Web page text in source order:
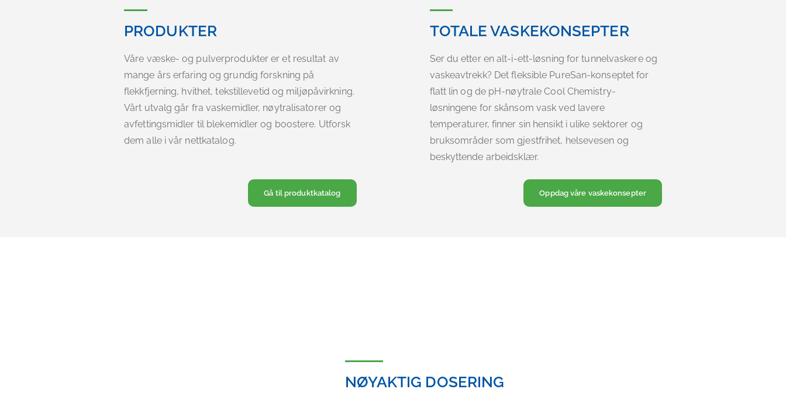
PRODUKTER
Våre væske- og pulverprodukter er et resultat av
mange års erfaring og grundig forskning på
flekkfjerning, hvithet, tekstillevetid og miljøpåvirkning.
Vårt utvalg går fra vaskemidler, nøytralisatorer og
avfettingsmidler til blekemidler og boostere. Utforsk
dem alle i vår nettkatalog.
Gå til produktkatalog
TOTALE VASKEKONSEPTER
Ser du etter en alt-i-ett-løsning for tunnelvaskere og
vaskeavtrekk? Det fleksible PureSan-konseptet for
flatt lin og de pH-nøytrale Cool Chemistry-
løsningene for skånsom vask ved lavere
temperaturer, finner sin hensikt i ulike sektorer og
bruksområder som gjestfrihet, helsevesen og
beskyttende arbeidsklær.
Oppdag våre vaskekonsepter
NØYAKTIG DOSERING